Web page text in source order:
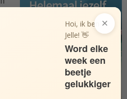
×
Hoi, ik ben
Jelle! 👋
Word elke
week een
beetje
gelukkiger